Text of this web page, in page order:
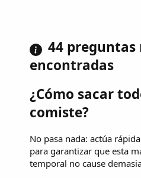
44
encontradas
¿Cómo sacar
comiste?
No pasa nada: actúa
para garantizar que esta
temporal no cause